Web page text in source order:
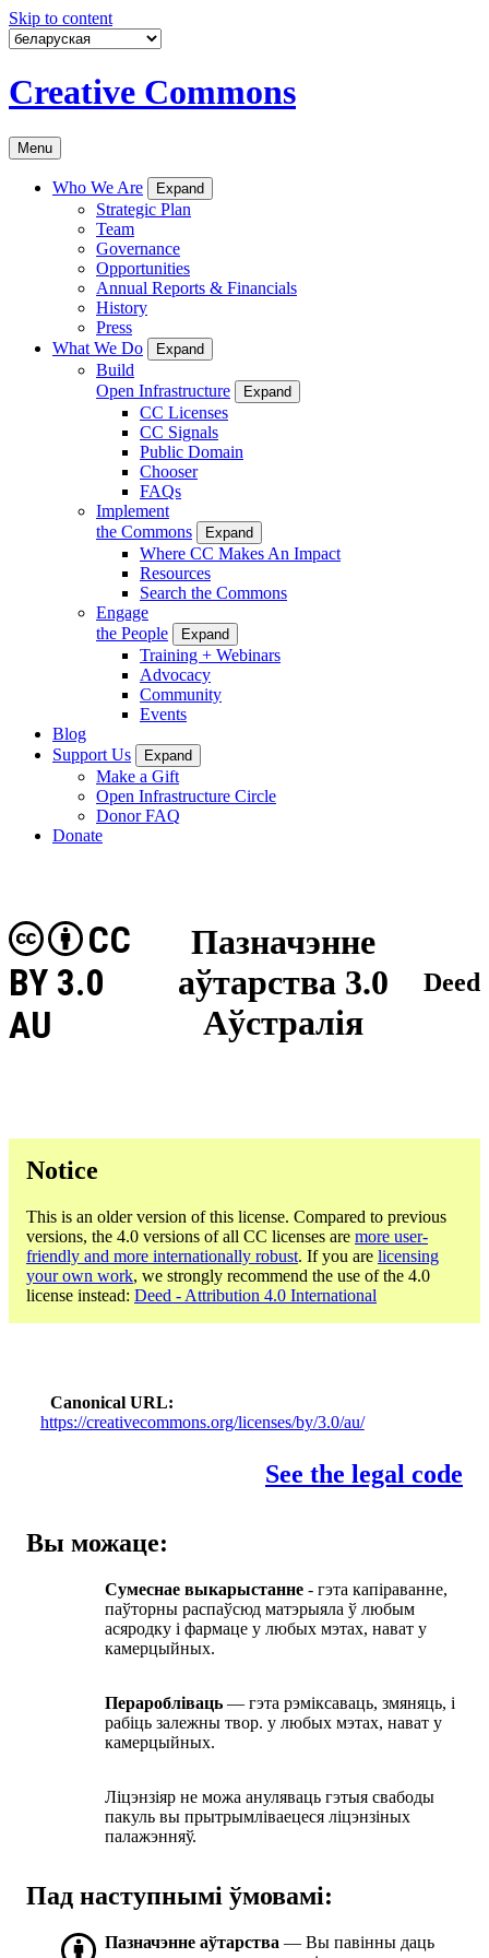
Skip to content
Creative Commons
Menu
Who We Are Expand
Strategic Plan
Team
Governance
Opportunities
Annual Reports & Financials
History
Press
What We Do
Expand
Build
Open Infrastructure
Expand
CC Licenses
CC Signals
Public Domain
Chooser
FAQs
Implement
the Commons
Expand
Where CC Makes An Impact
Resources
Search the Commons
Engage
the People
Expand
Training + Webinars
Advocacy
Community
Events
Blog
Support Us
Expand
Make a Gift
Open Infrastructure Circle
Donor FAQ
Donate
Пазначэнне
аўтарства 3.0
Аўстралія
CC
BY 3.0
AU
Deed
Notice
This is an older version of this license. Compared to previous
versions, the 4.0 versions of all CC licenses are more user-
friendly and more internationally robust. If you are licensing
your own work, we strongly recommend the use of the 4.0
license instead: Deed - Attribution 4.0 International
Canonical URL
https://creativecommons.org/licenses/by/3.0/au/
See the legal code
Вы можаце:
Сумеснае выкарыстанне - гэта капіраванне,
паўторны распаўсюд матэрыяла ў любым
асяродку і фармаце у любых мэтах, нават у
камерцыйных.
Пераробліваць — гэта рэміксаваць, змяняць, і
рабіць залежны твор. у любых мэтах, нават у
камерцыйных.
Ліцэнзіяр не можа ануляваць гэтыя свабоды
пакуль вы прытрымліваецеся ліцэнзіных
палажэнняў.
Пад наступнымі ўмовамі:
Пазначэнне аўтарства — Вы павінны даць